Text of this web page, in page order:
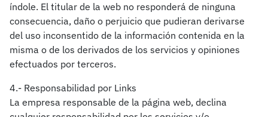
índole. El titular de la web no responderá de ninguna
consecuencia, daño o perjuicio que pudieran derivarse
del uso inconsentido de la información contenida en la
misma o de los derivados de los servicios y opiniones
efectuados por terceros.
4.- Responsabilidad por Links
La empresa responsable de la página web, declina